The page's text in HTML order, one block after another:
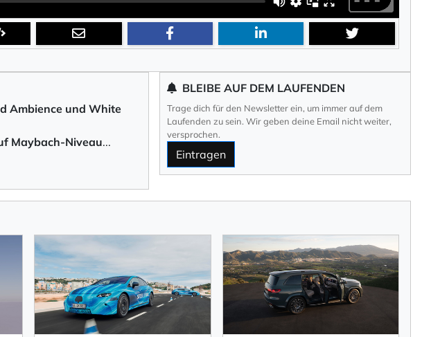
Ambience und White
Maybach-Niveau...
BLEIBE AUF DEM LAUFENDEN
Trage dich für den Newsletter ein, um immer auf dem
Laufenden zu sein. Wir geben deine Email nicht weiter,
versprochen.
Eintragen